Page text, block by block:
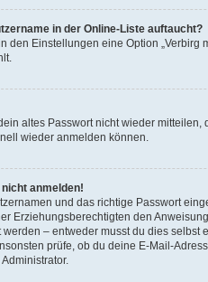
in der Online-Liste auftaucht?
den Einstellungen eine Option
altes Passwort nicht wieder
wieder anmelden können.
anmelden!
und das richtige Passwort
Erziehungsberechtigten den
– entweder musst du dies
prüfe, ob du deine E-Mail-